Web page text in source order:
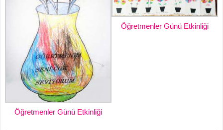
Öğretmenler Günü Etkinliği
Öğretmenler Günü Etkinliği